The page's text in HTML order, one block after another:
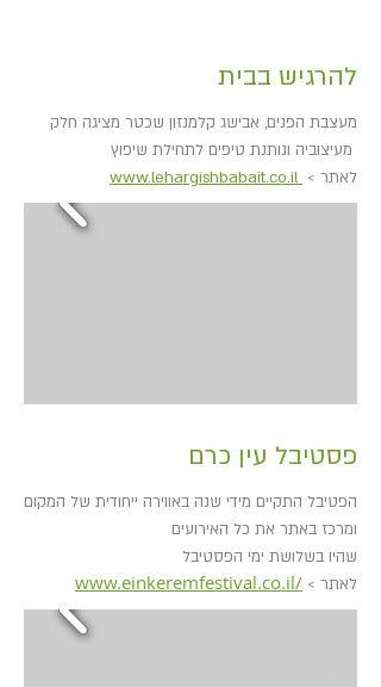
להרגיש בבית
מעצבת הפנים, אבישג קלמנזון שכטר מציגה חלק
לאתר > www.lehargishbabait.co.il
פסטיבל עין כרם
הפטיבל התקיים מידי שנה באווירה ייחודית של המקום
ומרכז באתר את כל האירועים
שהיו בשלושת ימי הפסטיבל
www.einkeremfestival.co.il/ < לאתר